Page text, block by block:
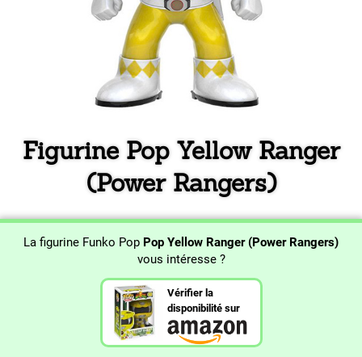
Figurine Pop Yellow Ranger
(Power Rangers)
La figurine Funko Pop Pop Yellow Ranger (Power Rangers)
vous intéresse ?
Vérifier la
disponibilité sur